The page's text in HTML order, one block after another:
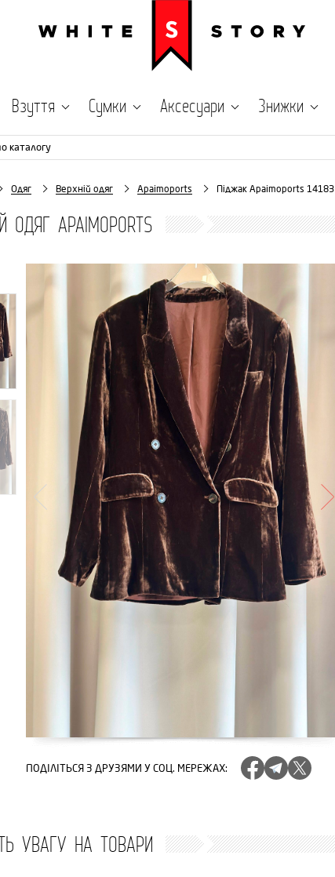
Взуття Сумки Аксесуари Знижки
каталогу
Одяг Верхній одяг Apaimoports Піджак Apaimoports 14183
ОДЯГ APAIMOPORTS
ПОДІЛІТЬСЯ З ДРУЗЯМИ У СОЦ. МЕРЕЖАХ:
УВАГУ НА ТОВАРИ